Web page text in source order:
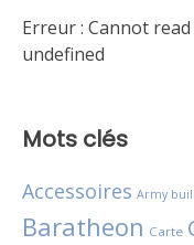
Erreur : Cannot
undefined
Mots clés
Accessoires Army
Baratheon Carte